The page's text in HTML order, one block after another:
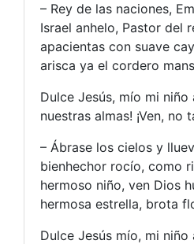
– Rey de las naciones,
Israel anhelo, Pastor del
apacientas con suave
arisca ya el cordero
Dulce Jesús, mío mi niño
nuestras almas! ¡Ven, no
– Ábrase los cielos y
bienhechor rocío, como
hermoso niño, ven Dios
hermosa estrella, brota
Dulce Jesús mío, mi niño